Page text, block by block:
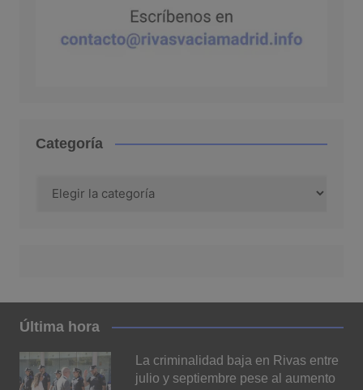
Categoría
Última hora
La criminalidad baja en Rivas entre
julio y septiembre pese al aumento